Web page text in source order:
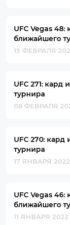
UFC Vegas
ближайшего
15 ФЕВРАЛЯ
UFC 271:
турнира
08 ФЕВРАЛЯ
UFC 270:
турнира
17 ЯНВАРЯ 2022
UFC Vegas
ближайшего
11 ЯНВАРЯ 2022